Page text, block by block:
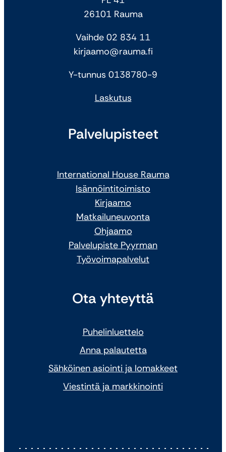
26101 Rauma
Vaihde 02 834 11
kirjaamo@rauma.fi
Y-tunnus 0138780-9
Laskutus
Palvelupisteet
International House Rauma
Isännöintitoimisto
Kirjaamo
Matkailuneuvonta
Ohjaamo
Palvelupiste Pyyrman
Työvoimapalvelut
Ota yhteyttä
Puhelinluettelo
Anna palautetta
Sähköinen asiointi ja lomakkeet
Viestintä ja markkinointi